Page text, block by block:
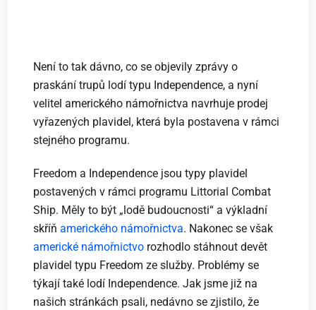
Není to tak dávno, co se objevily zprávy o
praskání trupů lodí typu Independence, a nyní
velitel amerického námořnictva navrhuje prodej
vyřazených plavidel, která byla postavena v rámci
stejného programu.
Freedom a Independence jsou typy plavidel
postavených v rámci programu Littorial Combat
Ship. Měly to být „lodě budoucnosti“ a výkladní
skříňamerického námořnictva. Nakonec se však
americké námořnictvo rozhodlo stáhnout devět
plavidel typu Freedom ze služby. Problémy se
týkají také lodí Independence. Jak jsme již na
našich stránkách psali, nedávno se zjistilo, že